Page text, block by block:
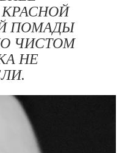
ПОМАДЫ
ЧИСТОМ
НЕ